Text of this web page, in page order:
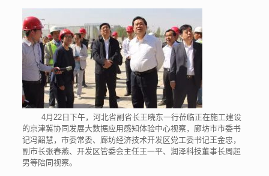
4月22日下午，河北省副省长王晓东一行莅临正在施工建设
的京津冀协同发展大数据应用感知体验中心视察，廊坊市市委书
记冯韶慧，市委常委、廊坊经济技术开发区党工委书记王金忠，
副市长张春燕、开发区管委会主任王一平、润泽科技董事长周超
男等陪同视察。